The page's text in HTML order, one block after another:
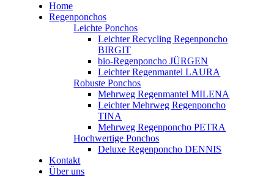
Home
Regenponchos
Leichte Ponchos
Leichter Recycling Regenponcho
BIRGIT
bio-Regenponcho JÜRGEN
Leichter Regenmantel LAURA
Robuste Ponchos
Mehrweg Regenmantel MILENA
Leichter Mehrweg Regenponcho
TINA
Mehrweg Regenponcho PETRA
Hochwertige Ponchos
Deluxe Regenponcho DENNIS
Kontakt
Über uns